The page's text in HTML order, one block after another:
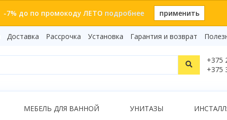
-7% до по промокоду ЛЕТО подробнее применить
Доставка Рассрочка Установка Гарантия и возврат
Бренды
+375
+375
Показать все результаты
МЕБЕЛЬ ДЛЯ ВАННОЙ УНИТАЗЫ